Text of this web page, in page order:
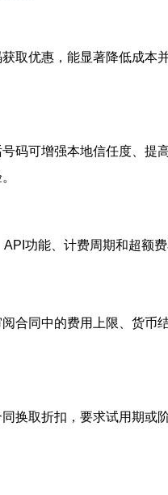
取优惠，能显著降低成本
码可增强本地信任度、提
功能、计费周期和超额
合同中的费用上限、货币
换取折扣，要求试用期或